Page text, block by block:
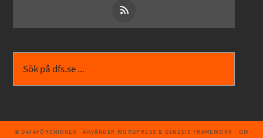
© DATAFÖRENINGEN · ANVÄNDER WORDPRESS & GENESIS FRAMEWORK · OM